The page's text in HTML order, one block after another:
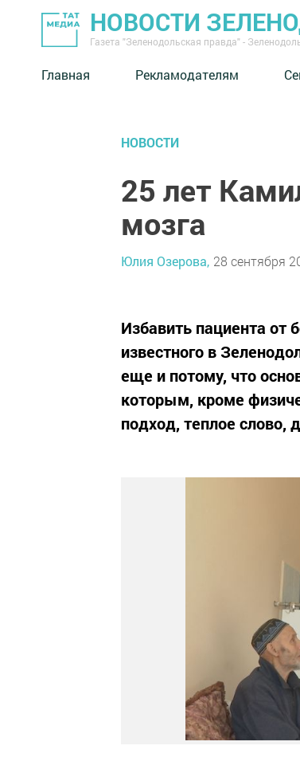
НОВОСТИ
Газета "Зеленодольская правда" -
Главная Рекламодателям
НОВОСТИ
25 лет
мозга
Юлия Озерова, 28 сентября
Избавить пациента от
известного в
еще и потому, что
которым, кроме
подход, теплое слово,